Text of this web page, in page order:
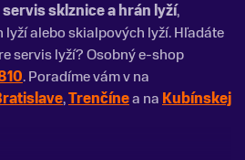
servis sklznice a hrán lyží,
alebo skialpových lyží. Hľadáte
servis lyží? Osobný e-shop
. Poradíme vám v na
,Trenčínea na Kubínskej